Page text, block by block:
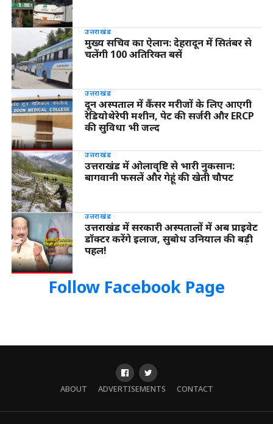
उत्तराखंड
मुख्य सचिव का ऐलान: देहरादून में सितंबर से
चलेंगी 100 अतिरिक्त बसें
उत्तराखंड
दून अस्पताल में कैंसर मरीजों के लिए आएगी
रेडियोथेरेपी मशीन, पेट की सर्जरी और ERCP
की सुविधा भी जल्द
उत्तराखंड
उत्तराखंड में ओलावृष्टि से भारी नुकसान:
बागवानी फसलें और गेहूं की खेती चौपट
उत्तराखंड
उत्तराखंड में सरकारी अस्पतालों में अब प्राइवेट
डॉक्टर करेंगे इलाज, सुबोध उनियाल की बड़ी
पहल!
Follow Facebook Page
ABOUT ADVERTISEMENTS CONTACT